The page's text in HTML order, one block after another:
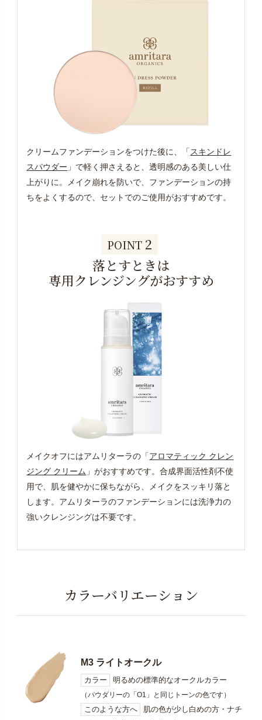
クリームファンデーションをつけた後に、「スキンドレ
スパウダー 」で軽く押さえると、透明感のある美しい仕
上がりに。メイク崩れを防いで、ファンデーションの持
ちをよくするので、セットでのご使用がおすすめです。
POINT 2
落とすときは
専用クレンジングがおすすめ
メイクオフにはアムリターラの「アロマティック クレン
ジング クリーム 」がおすすめです。合成界面活性剤不使
用で、肌を健やかに保ちながら、メイクをスッキリ落と
します。アムリターラのファンデーションには洗浄力の
強いクレンジングは不要です。
カラーバリエーション
M3 ライトオークル
カラー 明るめの標準的なオークルカラー
（パウダリーの「O1」と同じトーンの色です）
このような方へ
肌の色が少し白めの方・ナチ